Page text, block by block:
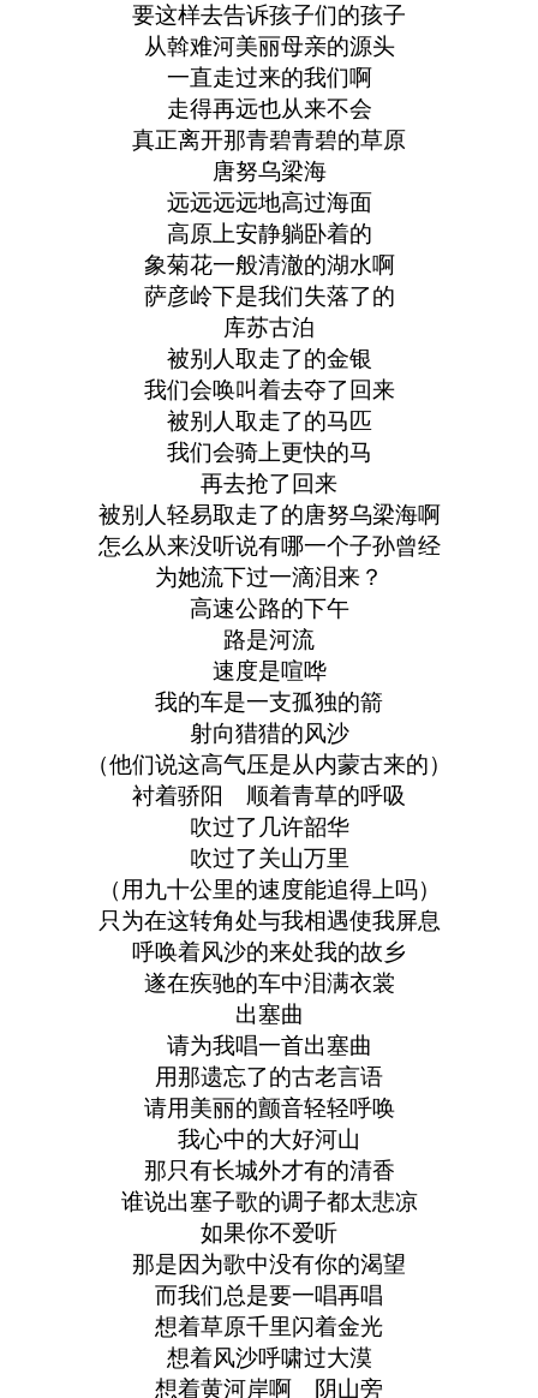
要这样去告诉孩子们的孩子
从斡难河美丽母亲的源头
一直走过来的我们啊
走得再远也从来不会
真正离开那青碧青碧的草原
唐努乌梁海
远远远远地高过海面
高原上安静躺卧着的
象菊花一般清澈的湖水啊
萨彦岭下是我们失落了的
库苏古泊
被别人取走了的金银
我们会唤叫着去夺了回来
被别人取走了的马匹
我们会骑上更快的马
再去抢了回来
被别人轻易取走了的唐努乌梁海啊
怎么从来没听说有哪一个子孙曾经
为她流下过一滴泪来？
高速公路的下午
路是河流
速度是喧哗
我的车是一支孤独的箭
射向猎猎的风沙
（他们说这高气压是从内蒙古来的）
衬着骄阳 顺着青草的呼吸
吹过了几许韶华
吹过了关山万里
（用九十公里的速度能追得上吗）
只为在这转角处与我相遇使我屏息
呼唤着风沙的来处我的故乡
遂在疾驰的车中泪满衣裳
出塞曲
请为我唱一首出塞曲
用那遗忘了的古老言语
请用美丽的颤音轻轻呼唤
我心中的大好河山
那只有长城外才有的清香
谁说出塞子歌的调子都太悲凉
如果你不爱听
那是因为歌中没有你的渴望
而我们总是要一唱再唱
想着草原千里闪着金光
想着风沙呼啸过大漠
想着黄河岸啊 阴山旁